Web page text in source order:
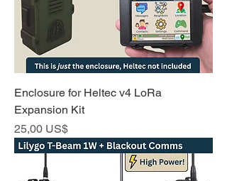
Enclosure for Heltec v4 LoRa
Expansion Kit
Precio
25,00 US$